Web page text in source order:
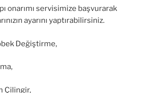
onarımı servisimize başvurarak
ayarını yaptırabilirsiniz.
Değiştirme,
Çilingir,